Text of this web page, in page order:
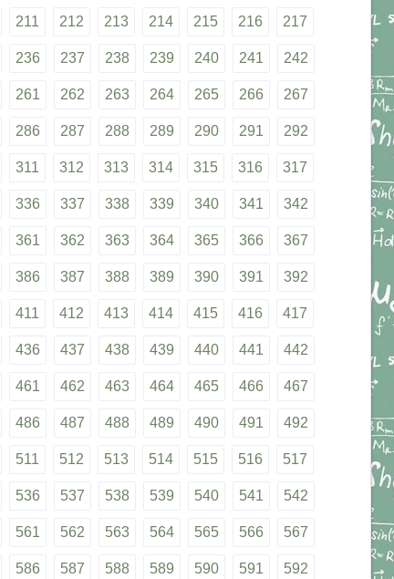
211 212 213 214 215 216 217
236 237 238 239 240 241 242
261 262 263 264 265 266 267
286 287 288 289 290 291 292
311 312 313 314 315 316 317
336 337 338 339 340 341 342
361 362 363 364 365 366 367
386 387 388 389 390 391 392
411 412 413 414 415 416 417
436 437 438 439 440 441 442
461 462 463 464 465 466 467
486 487 488 489 490 491 492
511 512 513 514 515 516 517
536 537 538 539 540 541 542
561 562 563 564 565 566 567
586 587 588 589 590 591 592